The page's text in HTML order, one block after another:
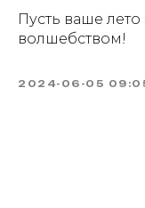
Пусть ваше
волшебством!
2024-06-05